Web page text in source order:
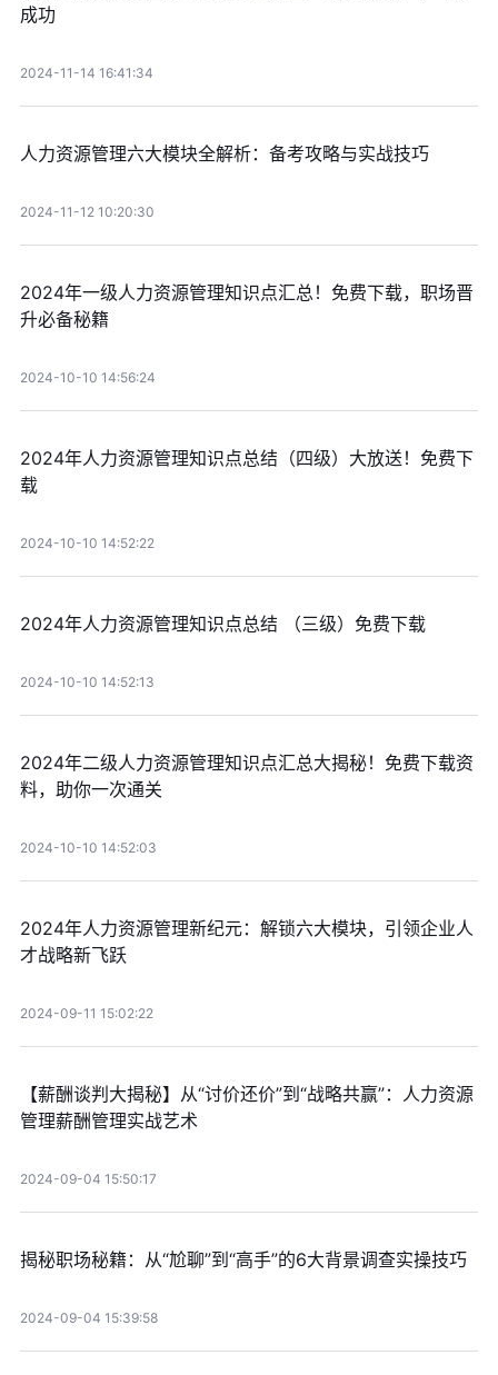
成功
2024-11-14 16:41:34
人力资源管理六大模块全解析：备考攻略与实战技巧
2024-11-12 10:20:30
2024年一级人力资源管理知识点汇总！免费下载，职场晋
升必备秘籍
2024-10-10 14:56:24
2024年人力资源管理知识点总结（四级）大放送！免费下
载
2024-10-10 14:52:22
2024年人力资源管理知识点总结 （三级）免费下载
2024-10-10 14:52:13
2024年二级人力资源管理知识点汇总大揭秘！免费下载资
料，助你一次通关
2024-10-10 14:52:03
2024年人力资源管理新纪元：解锁六大模块，引领企业人
才战略新飞跃
2024-09-11 15:02:22
【薪酬谈判大揭秘】从“讨价还价”到“战略共赢”：人力资源
管理薪酬管理实战艺术
2024-09-04 15:50:17
揭秘职场秘籍：从“尬聊”到“高手”的6大背景调查实操技巧
2024-09-04 15:39:58